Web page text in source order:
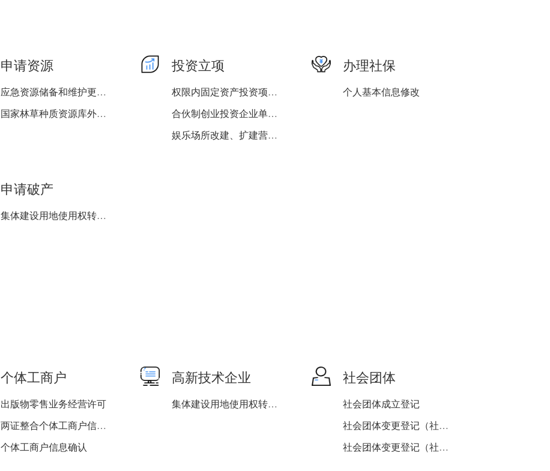
申请资源
应急资源储备和维护更新情...
国家林草种质资源库外资源...
投资立项
权限内固定资产投资项目节...
合伙制创业投资企业单一投...
娱乐场所改建、扩建营业场...
办理社保
个人基本信息修改
申请破产
集体建设用地使用权转移登...
个体工商户
出版物零售业务经营许可
两证整合个体工商户信息变...
个体工商户信息确认
高新技术企业
集体建设用地使用权转移登...
社会团体
社会团体成立登记
社会团体变更登记（社会团...
社会团体变更登记（社会团...